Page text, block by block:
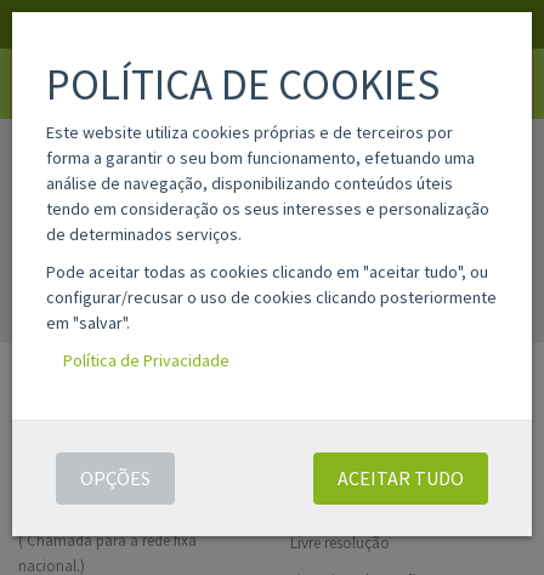
home papelaria bolsas de plastificação
Filtros
BOLSAS DE PLASTIFICAÇÃO
das 10h às 13h | das 14h às 17h
de 2ª a 6ª feira.
( Chamada para a rede fixa
nacional.)
Condições gerais
Política de privacidade
Livre resolução
POLÍTICA DE COOKIES
Este website utiliza cookies próprias e de terceiros por
forma a garantir o seu bom funcionamento, efetuando uma
análise de navegação, disponibilizando conteúdos úteis
tendo em consideração os seus interesses e personalização
de determinados serviços.
Pode aceitar todas as cookies clicando em "aceitar tudo", ou
configurar/recusar o uso de cookies clicando posteriormente
em "salvar".
Política de Privacidade
ACEITAR TUDO
OPÇÕES